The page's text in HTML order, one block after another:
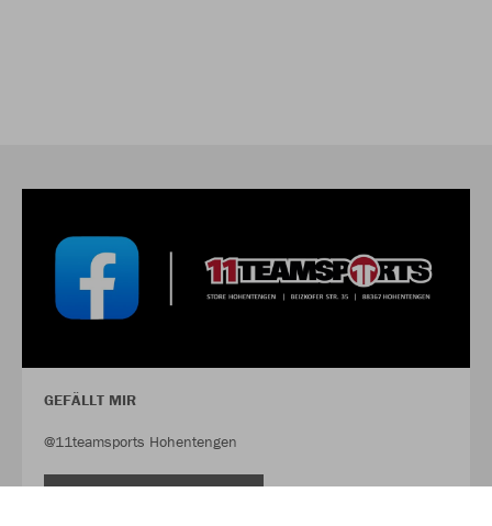
GEFÄLLT MIR
@11teamsports Hohentengen